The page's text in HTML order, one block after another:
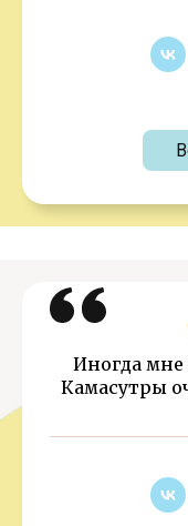
Иногда мне
Камасутры